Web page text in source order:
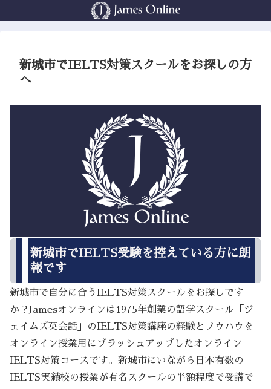
新城市でIELTS対策スクールをお探しの方
へ
新城市でIELTS受験を控えている方に朗
報です
新城市で自分に合うIELTS対策スクールをお探しです
か？Jamesオンラインは1975年創業の語学スクール「ジ
ェイムズ英会話」のIELTS対策講座の経験とノウハウを
オンライン授業用にブラッシュアップしたオンライン
IELTS対策コースです。新城市にいながら日本有数の
IELTS実績校の授業が有名スクールの半額程度で受講で